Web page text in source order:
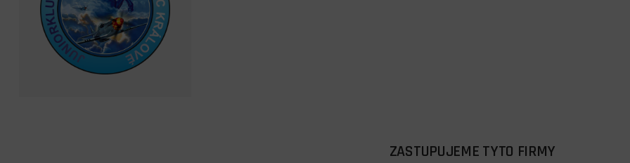
ZASTUPUJEME TYTO FIRMY